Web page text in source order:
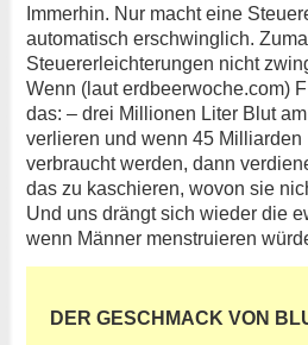
Immerhin. Nur macht eine
automatisch erschwinglich.
Steuererleichterungen nicht
Wenn (laut erdbeerwoche.com)
das: – drei Millionen Liter Blut
verlieren und wenn 45
verbraucht werden, dann
das zu kaschieren, wovon sie
Und uns drängt sich wieder die
wenn Männer menstruieren
DER GESCHMACK VON